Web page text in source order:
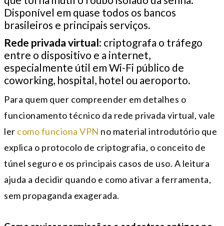
Disponível em quase todos os bancos
brasileiros e principais serviços.
Rede privada virtual: criptografa o tráfego
entre o dispositivo e a internet,
especialmente útil em Wi-Fi público de
coworking, hospital, hotel ou aeroporto.
Para quem quer compreender em detalhes o
funcionamento técnico da rede privada virtual, vale
ler como funciona VPN no material introdutório que
explica o protocolo de criptografia, o conceito de
túnel seguro e os principais casos de uso. A leitura
ajuda a decidir quando e como ativar a ferramenta,
sem propaganda exagerada.